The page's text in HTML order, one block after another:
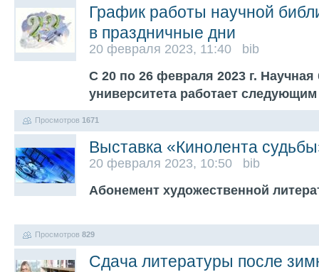
График работы научной
в праздничные дни
20 февраля 2023, 11:40 bib
С 20 по 26 февраля 2023 г. Научная
университета работает
Просмотров 1671
Выставка «Кинолента
20 февраля 2023, 10:50 bib
Абонемент художественной
Просмотров 829
Сдача литературы после